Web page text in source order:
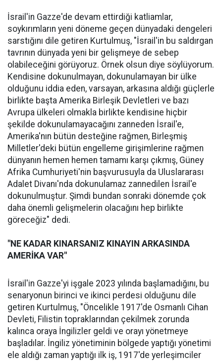
İsrail'in Gazze'de devam ettirdiği katliamlar,
soykırımların yeni döneme geçen dünyadaki dengeleri
sarstığını dile getiren Kurtulmuş, "İsrail'in bu saldırgan
tavrının dünyada yeni bir gelişmeye de sebep
olabileceğini görüyoruz. Örnek olsun diye söylüyorum.
Kendisine dokunulmayan, dokunulamayan bir ülke
olduğunu iddia eden, varsayan, arkasına aldığı güçlerle
birlikte başta Amerika Birleşik Devletleri ve bazı
Avrupa ülkeleri olmakla birlikte kendisine hiçbir
şekilde dokunulamayacağını zanneden İsrail'e,
Amerika'nın bütün desteğine rağmen, Birleşmiş
Milletler'deki bütün engelleme girişimlerine rağmen
dünyanın hemen hemen tamamı karşı çıkmış, Güney
Afrika Cumhuriyeti'nin başvurusuyla da Uluslararası
Adalet Divanı'nda dokunulamaz zannedilen İsrail'e
dokunulmuştur. Şimdi bundan sonraki dönemde çok
daha önemli gelişmelerin olacağını hep birlikte
göreceğiz" dedi.
"NE KADAR KINARSANIZ KINAYIN ARKASINDA
AMERİKA VAR"
İsrail'in Gazze'yi işgale 2023 yılında başlamadığını, bu
senaryonun birinci ve ikinci perdesi olduğunu dile
getiren Kurtulmuş, "Öncelikle 1917'de Osmanlı Cihan
Devleti, Filistin topraklarından çekilmek zorunda
kalınca oraya İngilizler geldi ve orayı yönetmeye
başladılar. İngiliz yönetiminin bölgede yaptığı yönetimi
ele aldığı zaman yaptığı ilk iş, 1917'de yerleşimciler